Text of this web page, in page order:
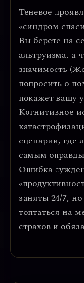
Теневое
«синдром
Вы берете на
альтруизма, а
значимость
попросить о
покажет вашу
Когнитивное
сценарии, где
самым
Ошибка
заняты 24/7,
топтаться на
страхов и